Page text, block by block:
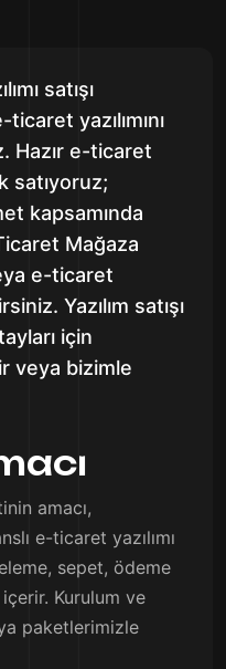
satışı
yazılımını
Hazır e-ticaret
satıyoruz;
kapsamında
Mağaza
e-ticaret
Yazılım satışı
için
veya bizimle
amacı,
e-ticaret yazılımı
sepet, ödeme
Kurulum ve
paketlerimizle